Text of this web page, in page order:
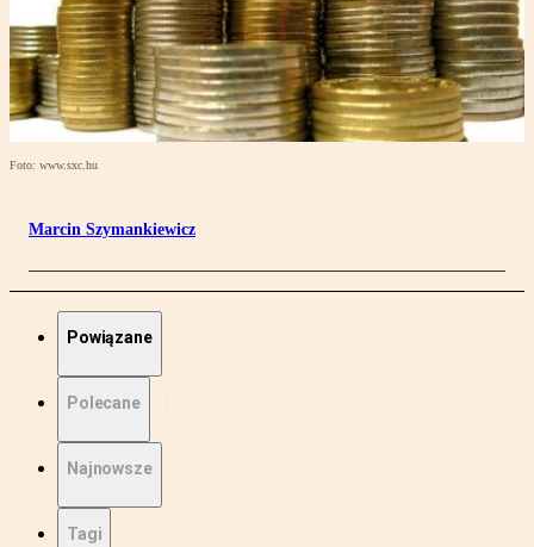
Foto: www.sxc.hu
Marcin Szymankiewicz
Powiązane
Polecane
Najnowsze
Tagi